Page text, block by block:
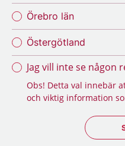
Örebro län
Östergötland
Jag vill inte se någon
Obs! Detta val innebär
och viktig information